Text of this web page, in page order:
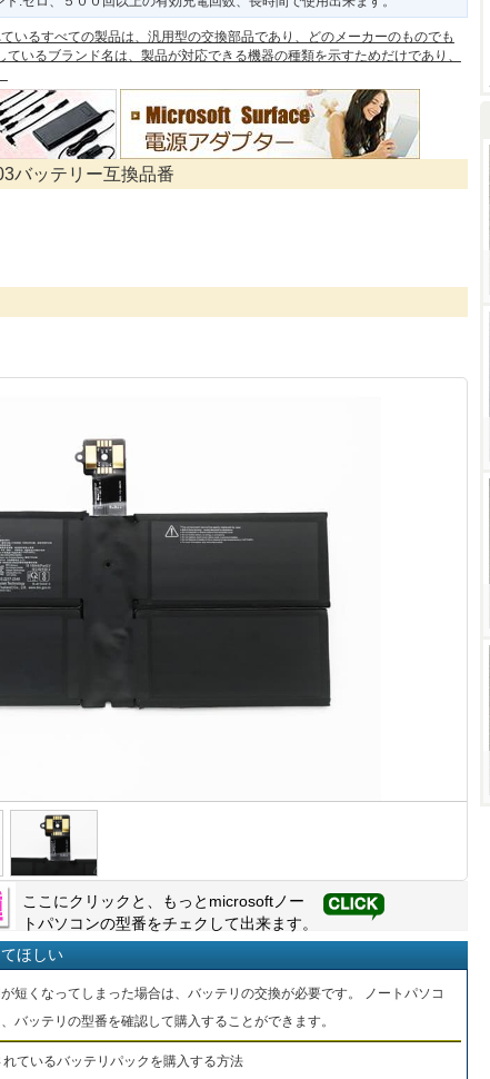
いるすべての製品は、汎用型の交換部品であり、どのメーカーのものでも
いるブランド名は、製品が対応できる機器の種類を示すためだけであり、
バッテリー互換品番
ここにクリックと、もっと microsoftノー
トパソコンの型番をチェクして出来ます。
ほしい
短くなってしまった場合は、バッテリの交換が必要です。 ノートパソコ
バッテリの型番を確認して購入することができます。
ているバッテリパックを購入する方法